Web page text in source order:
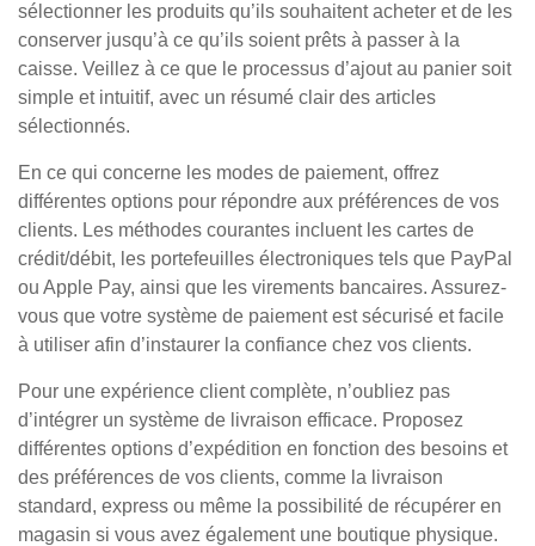
sélectionner les produits qu’ils souhaitent acheter et de les
conserver jusqu’à ce qu’ils soient prêts à passer à la
caisse. Veillez à ce que le processus d’ajout au panier soit
simple et intuitif, avec un résumé clair des articles
sélectionnés.
En ce qui concerne les modes de paiement, offrez
différentes options pour répondre aux préférences de vos
clients. Les méthodes courantes incluent les cartes de
crédit/débit, les portefeuilles électroniques tels que PayPal
ou Apple Pay, ainsi que les virements bancaires. Assurez-
vous que votre système de paiement est sécurisé et facile
à utiliser afin d’instaurer la confiance chez vos clients.
Pour une expérience client complète, n’oubliez pas
d’intégrer un système de livraison efficace. Proposez
différentes options d’expédition en fonction des besoins et
des préférences de vos clients, comme la livraison
standard, express ou même la possibilité de récupérer en
magasin si vous avez également une boutique physique.